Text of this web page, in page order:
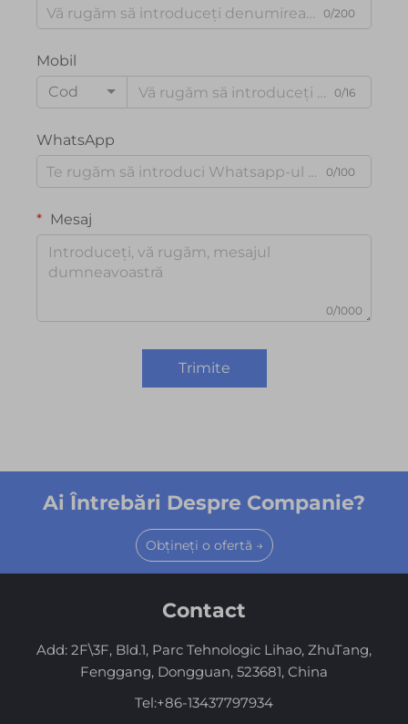
0/200
Mobil
Cod
0/16
WhatsApp
0/100
Mesaj
0/1000
Trimite
Ai Întrebări Despre Companie?
Obțineți o ofertă →
Contact
Add: 2F\3F, Bld.1, Parc Tehnologic Lihao, ZhuTang,
Fenggang, Dongguan, 523681, China
Tel:+86-13437797934